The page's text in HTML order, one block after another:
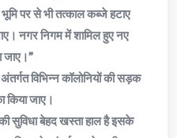
भूमि पर से भी तत्काल कब्जे हटाए
नगर निगम में शामिल हुए नए
जाए।”
विभिन्न कॉलोनियों की सड़क
किया जाए।
सुविधा बेहद खस्ता हाल है इसके